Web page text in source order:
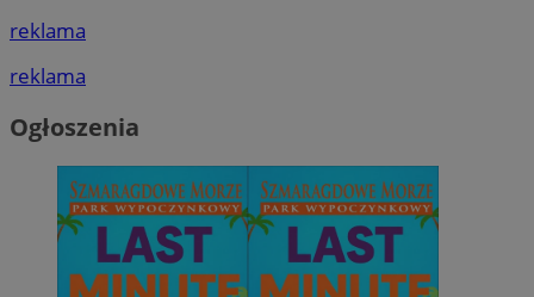
reklama
reklama
Ogłoszenia